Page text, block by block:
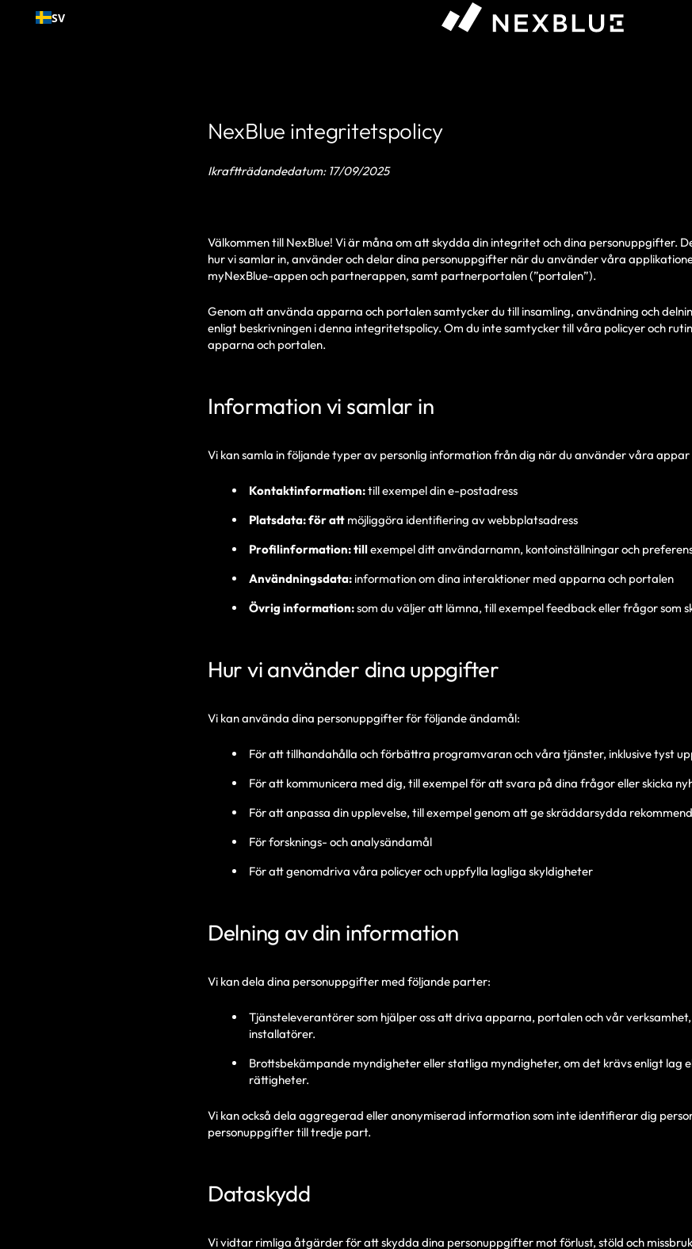
Gå tillSV
NexBlue integritetspolicy
Ikraftträdandedatum: 17/09/2025
Välkommen till NexBlue! Vi är måna om att skydda din integritet och dina personuppgifter.
hur vi samlar in, använder och delar dina personuppgifter när du använder våra
myNexBlue-appen och partnerappen, samt partnerportalen (”portalen”).
Genom att använda apparna och portalen samtycker du till insamling, användning och
enligt beskrivningen i denna integritetspolicy. Om du inte samtycker till våra policyer och
apparna och portalen.
Information vi samlar in
Vi kan samla in följande typer av personlig information från dig när du använder våra
Kontaktinformation:till exempel din e-postadress
Platsdata: för att möjliggöra identifiering av webbplatsadress
Profilinformation: tillexempel ditt användarnamn, kontoinställningar och
Användningsdata: information om dina interaktioner med apparna och portalen
Övrig information:som du väljer att lämna, till exempel feedback eller frågor som
Hur vi använder dina uppgifter
Vi kan använda dina personuppgifter för följande ändamål:
För att tillhandahålla och förbättra programvaran och våra tjänster, inklusive tyst
För att kommunicera med dig, till exempel för att svara på dina frågor eller skicka
För att anpassa din upplevelse, till exempel genom att ge skräddarsydda
För forsknings- och analysändamål
För att genomdriva våra policyer och uppfylla lagliga skyldigheter
Delning av din information
Vi kan dela dina personuppgifter med följande parter:
Tjänsteleverantörer som hjälper oss att driva apparna, portalen och vår
installatörer.
Brottsbekämpande myndigheter eller statliga myndigheter, om det krävs enligt lag
rättigheter.
Vi kan också dela aggregerad eller anonymiserad information som inte identifierar dig
personuppgifter till tredje part.
Dataskydd
Vi vidtar rimliga åtgärder för att skydda dina personuppgifter mot förlust, stöld och